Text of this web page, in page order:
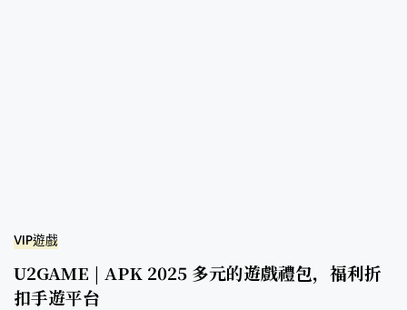
VIP遊戲
U2GAME | APK 2025 多元的遊戲禮包，福利折
扣手遊平台